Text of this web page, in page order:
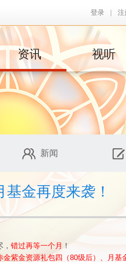
登录 注
资讯 视听
新闻
金再度来袭！
错过再等一个月
！
紫金资源礼包四（80级后）、月基